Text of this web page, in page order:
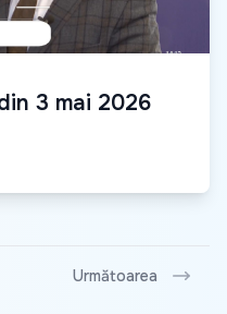
3 mai 2026
Următoarea